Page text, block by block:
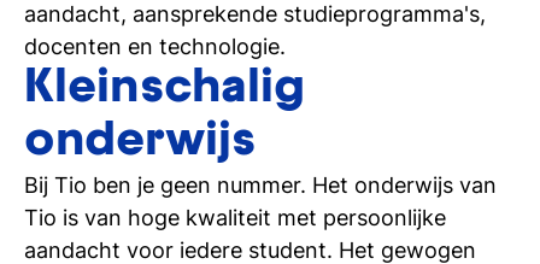
Inschrijven studie
Weet je het al? Schrijf je dan in bij Tio
aandacht, aansprekende studieprogramma's,
docenten en technologie.
Kleinschalig
onderwijs
Bij Tio ben je geen nummer. Het onderwijs van
Tio is van hoge kwaliteit met persoonlijke
aandacht voor iedere student. Het gewogen